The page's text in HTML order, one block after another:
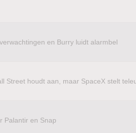
en Burry luidt alarmbel
Street houdt aan, maar SpaceX stelt
Palantir en Snap